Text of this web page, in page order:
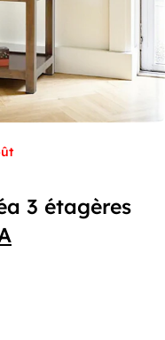
3 étagères